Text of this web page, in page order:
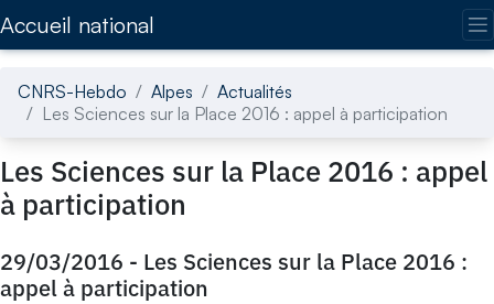
Accueil national
CNRS-Hebdo Alpes
Actualités
Les Sciences sur la Place 2016 : appel à participation
Les Sciences sur la Place 2016 : appel
à participation
29/03/2016 - Les Sciences sur la Place 2016 :
appel à participation